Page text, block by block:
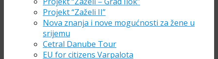
Projekt “Zaželi II”
Nova znanja i nove mogućnosti za žene u
srijemu
Cetral Danube Tour
EU for citizens Varpalota